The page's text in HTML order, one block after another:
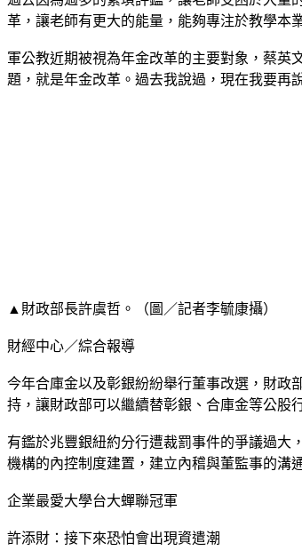
革，讓老師有更大的能量，能夠專注於教學本
軍公教近期被視為年金改革的主要對象，蔡英
題，就是年金改革。過去我說過，現在我要再
▲財政部長許虞哲。（圖／記者李毓康攝）
財經中心／綜合報導
今年合庫金以及彰銀紛紛舉行董事改選，財政
持，讓財政部可以繼續替彰銀、合庫金等公股
有鑑於兆豐銀紐約分行遭裁罰事件的爭議過大
機構的內控制度建置，建立內稽與董監事的溝
企業最愛大學台大蟬聯冠軍
許添財：接下來恐怕會出現資遣潮